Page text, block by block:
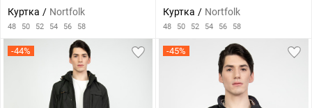
Куртка Nortfolk
48 50 52 54 56 58
Куртка Nortfolk
48 50 52 54 56 58
-44% -45%